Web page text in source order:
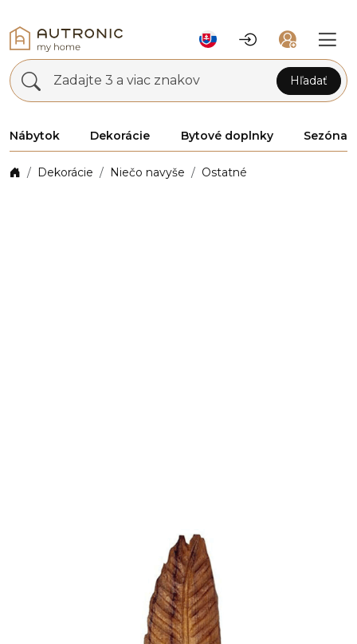
Zadajte 3 a viac znakov Hľadať
Nábytok Dekorácie Bytové doplnky Sezóna
Dekorácie Niečo navyše Ostatné